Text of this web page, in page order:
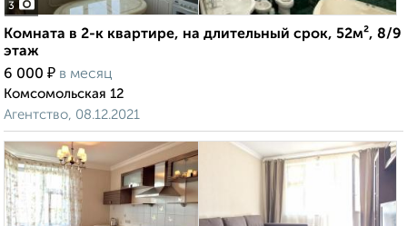
3
Комната в 2-к квартире, на длительный срок, 52м², 8/9
этаж
6 000 ₽ в месяц
Комсомольская 12
Агентство, 08.12.2021